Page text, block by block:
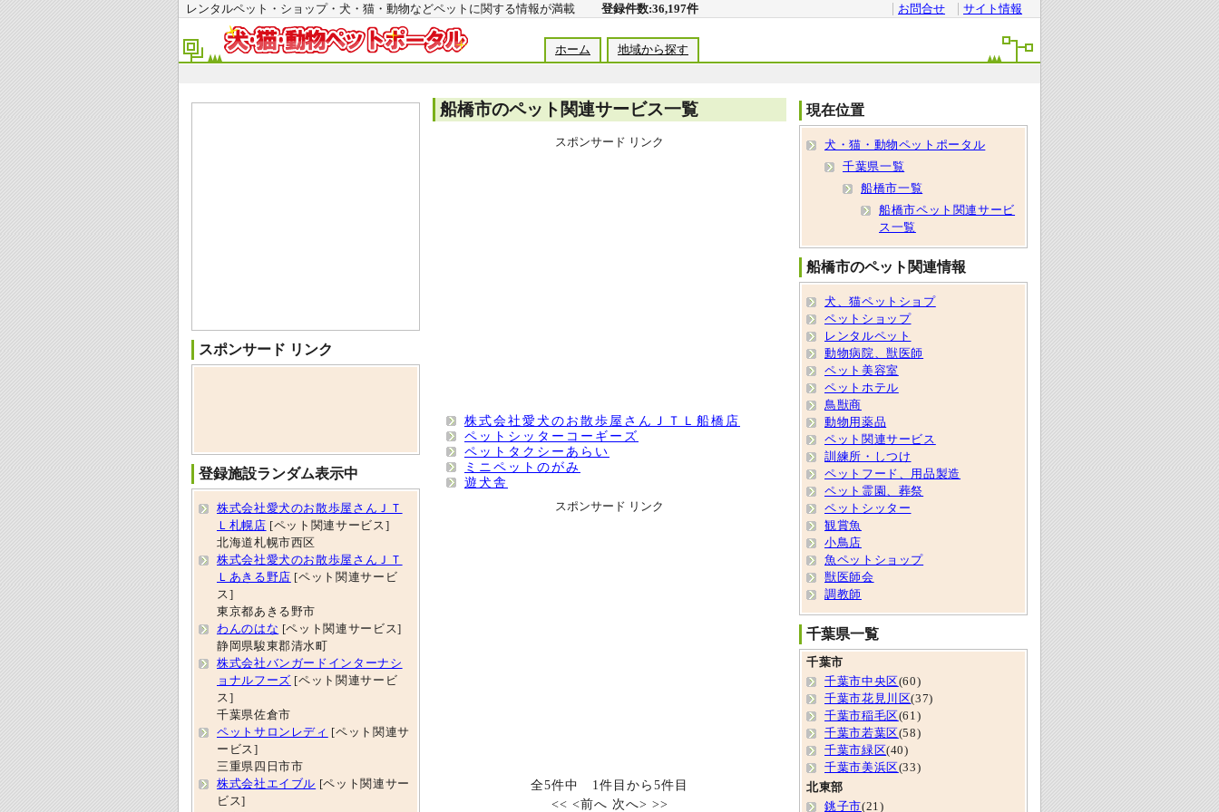
レンタルペット・ショップ・犬・猫・動物などペットに関する情報が満載 登録件数:36,197件 お問合せ サイト情報
ホーム 地域から探す
船橋市のペット関連サービス一覧
スポンサード リンク
株式会社愛犬のお散歩屋さんＪＴＬ船橋店
ペットシッターコーギーズ
ペットタクシーあらい
ミニペットのがみ
遊犬舎
スポンサード リンク
全5件中 1件目から5件目
<< <前へ 次へ> >>
スポンサード リンク
登録施設ランダム表示中
株式会社愛犬のお散歩屋さんＪＴ
Ｌ札幌店 [ペット関連サービス]
北海道札幌市西区
株式会社愛犬のお散歩屋さんＪＴ
Ｌあきる野店 [ペット関連サービ
ス]
東京都あきる野市
わんのはな [ペット関連サービス]
静岡県駿東郡清水町
株式会社バンガードインターナシ
ョナルフーズ [ペット関連サービ
ス]
千葉県佐倉市
ペットサロンレディ [ペット関連サ
ービス]
三重県四日市市
株式会社エイブル [ペット関連サー
ビス]
現在位置
犬・猫・動物ペットポータル
千葉県一覧
船橋市一覧
船橋市ペット関連サービ
ス一覧
船橋市のペット関連情報
犬、猫ペットショプ
ペットショップ
レンタルペット
動物病院、獣医師
ペット美容室
ペットホテル
鳥獣商
動物用薬品
ペット関連サービス
訓練所・しつけ
ペットフード、用品製造
ペット霊園、葬祭
ペットシッター
観賞魚
小鳥店
魚ペットショップ
獣医師会
調教師
千葉県一覧
千葉市
千葉市中央区 (60)
千葉市花見川区(37)
千葉市稲毛区 (61)
千葉市若葉区 (58)
千葉市緑区(40)
千葉市美浜区 (33)
北東部
銚子市(21)